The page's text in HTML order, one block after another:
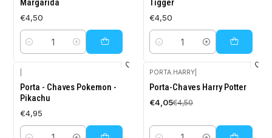
Margarida
€4,50
Quantidade
Tigger
€4,50
Quantidade
Porta - Chaves Pokemon -
Pikachu
€4,95
-10%
DESCONTO
PORTA.HARRY
Porta-Chaves Harry Potter
€4,05€4,50